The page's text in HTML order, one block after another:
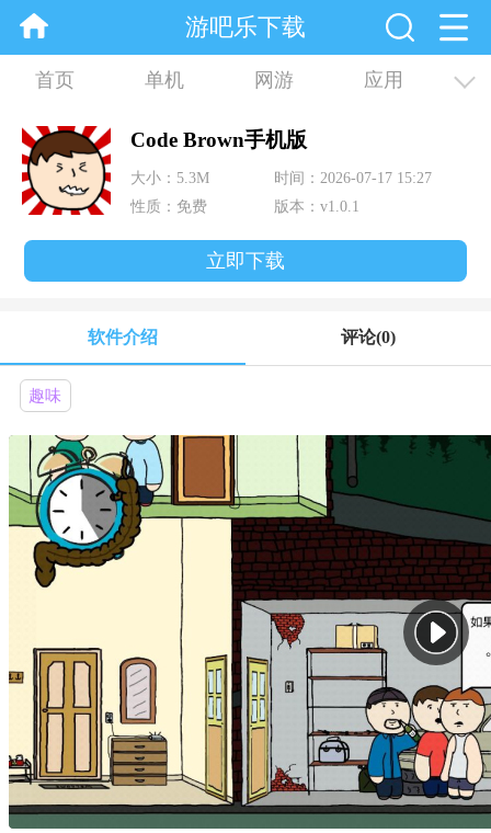
游吧乐下载
首页 单机 网游 应用
资讯 合集
Code Brown手机版
大小：5.3M
时间：2026-07-17 15:27
性质：免费
版本：v1.0.1
立即下载
软件介绍 评论(0)
趣味